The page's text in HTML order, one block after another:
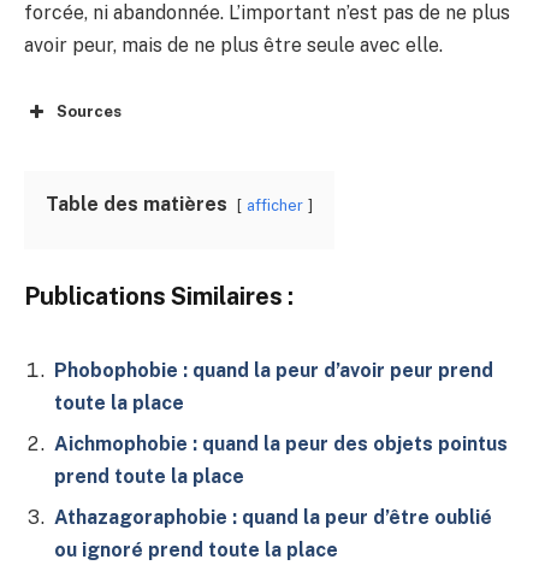
forcée, ni abandonnée. L’important n’est pas de ne plus
avoir peur, mais de ne plus être seule avec elle.
Sources
Table des matières afficher
Publications Similaires :
Phobophobie : quand la peur d’avoir peur prend
toute la place
Aichmophobie : quand la peur des objets pointus
prend toute la place
Athazagoraphobie : quand la peur d’être oublié
ou ignoré prend toute la place